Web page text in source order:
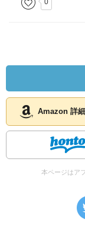
0
Amazon 詳
本ページはア